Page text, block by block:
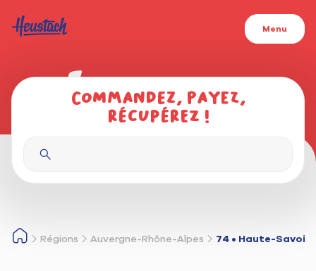
Menu
Commandez, payez,
récupérez !
Régions Auvergne-Rhône-Alpes 74 • Haute-Savoie